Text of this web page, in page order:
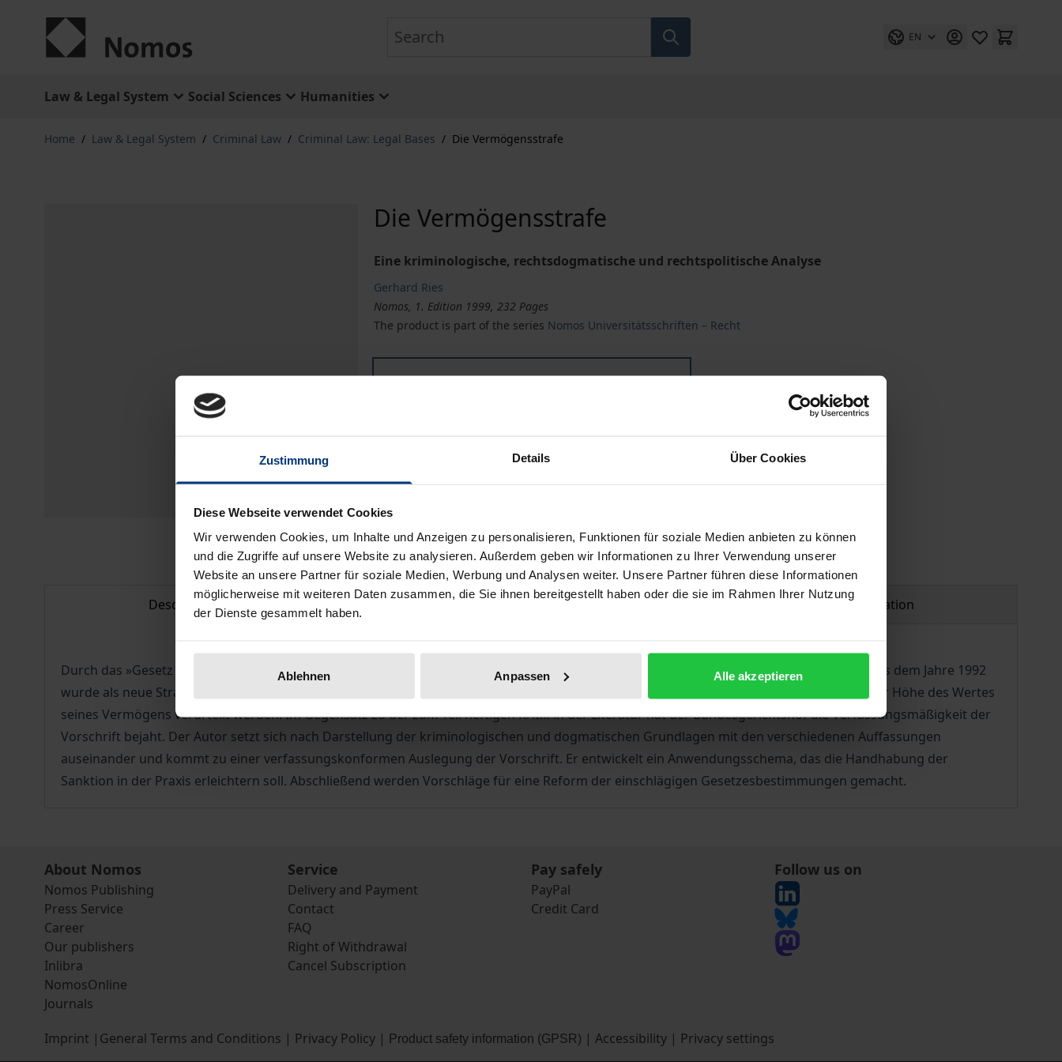
Zustimmung Details Über Cookies
Diese Webseite verwendet Cookies
Wir verwenden Cookies, um Inhalte und Anzeigen zu personalisieren, Funktionen für soziale Medien anbieten zu können
und die Zugriffe auf unsere Website zu analysieren. Außerdem geben wir Informationen zu Ihrer Verwendung unserer
Website an unsere Partner für soziale Medien, Werbung und Analysen weiter. Unsere Partner führen diese Informationen
möglicherweise mit weiteren Daten zusammen, die Sie ihnen bereitgestellt haben oder die sie im Rahmen Ihrer Nutzung
der Dienste gesammelt haben.
Ablehnen Anpassen Alle akzeptieren
EN
Law & Legal System Social Sciences Humanities
Home / Law & Legal System / Criminal Law / Criminal Law: Legal Bases / Die Vermögensstrafe
Die Vermögensstrafe
Eine kriminologische, rechtsdogmatische und rechtspolitische Analyse
Gerhard Ries
Nomos, 1. Edition 1999, 232 Pages
The product is part of the series Nomos Universitätsschriften – Recht
Book
€51.00
Description Bibliographical data Product safety information
Durch das »Gesetz zur Bekämpfung des illegalen Rauschgifthandels und anderer Erscheinungsformen der Organisierten Kriminalität« aus dem Jahre 1992
wurde als neue Strafsanktion die Vermögensstrafe (§ 43a StGB) eingeführt. Danach kann der Täter zur Zahlung eines Geldbetrages bis zur Höhe des Wertes
seines Vermögens verurteilt werden. Im Gegensatz zu der zum Teil heftigen Kritik in der Literatur hat der Bundesgerichtshof die Verfassungsmäßigkeit der
Vorschrift bejaht. Der Autor setzt sich nach Darstellung der kriminologischen und dogmatischen Grundlagen mit den verschiedenen Auffassungen
auseinander und kommt zu einer verfassungskonformen Auslegung der Vorschrift. Er entwickelt ein Anwendungsschema, das die Handhabung der
Sanktion in der Praxis erleichtern soll. Abschließend werden Vorschläge für eine Reform der einschlägigen Gesetzesbestimmungen gemacht.
About Nomos
Nomos Publishing
Press Service
Career
Our publishers
Inlibra
NomosOnline
Journals
Service
Delivery and Payment
Contact
FAQ
Right of Withdrawal
Cancel Subscription
Pay safely
PayPal
Credit Card
Follow us on
Imprint | General Terms and Conditions | Privacy Policy | Product safety information (GPSR) | Accessibility | Privacy settings